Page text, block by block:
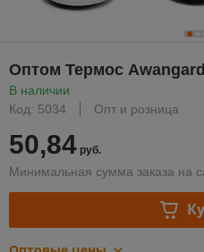
Оптом Термос
В наличии
Код: 5034
Опт и розница
50,84 руб.
Минимальная сумма заказа на